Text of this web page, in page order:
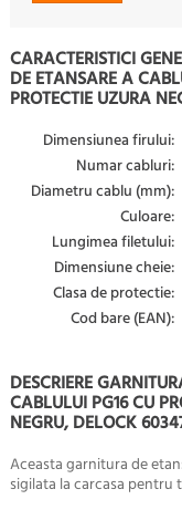
CARACTERISTICI
DE ETANSARE A
PROTECTIE UZURA
Dimensiunea firului:
Numar cabluri:
Diametru cablu (mm):
Culoare:
Lungimea filetului:
Dimensiune cheie:
Clasa de protectie:
Cod bare (EAN):
DESCRIERE
CABLULUI PG16 CU
NEGRU, DELOCK
Aceasta garnitura de
sigilata la carcasa